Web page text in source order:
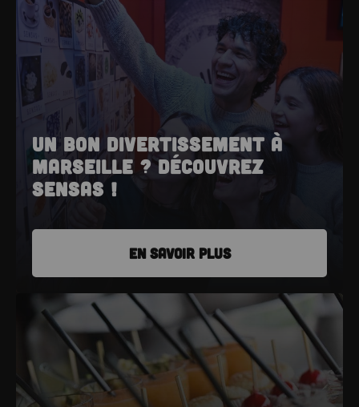
Un bon divertissement à
Marseille ? Découvrez
SENSAS !
EN SAVOIR PLUS